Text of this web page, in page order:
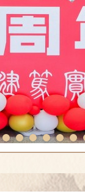
7 8 9 10 11 12